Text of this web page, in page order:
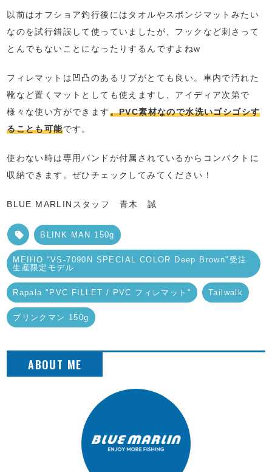
以前はオフショア釣行後にはタオルやスポンジマットみたい
なのを試行錯誤して使っていましたが、フックなど刺さって
とんでもないことになったりするんですよねw
フィレマットは凹凸のあるリブがとても良い。車内で汚れた
靴など置くマットとしても使えますし、アイディア次第で
様々な使い方ができます。PVC素材なので水洗いゴシゴシす
ることも可能です。
使わない時は専用バンドが付属されているからコンパクトに
収納できます。ぜひチェックしてみてください！
BLUE MARLINスタッフ 青木 誠
BLINK MAN 150g
MEIHO "VS-7090N SPECIAL COLOR Deep Brown"受注
生産限定モデル
Rapala "PVC FILLET / PVC フィレマット" Tailwalk
ブリンクマン 150g